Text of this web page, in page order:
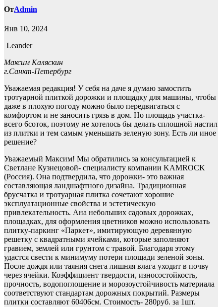
ОтAdmin
Янв 10, 2024
Leander
Максим Каляскин
г.Санкт-Петербург
Уважаемая редакция! У себя на даче я думаю замостить
тротуарной плиткой дорожки и площадку для машины, чтобы
даже в плохую погоду можно было передвигаться с
комфортом и не заносить грязь в дом. Но площадь участка-
всего 6соток, поэтому не хотелось бы делать сплошной настил
из плитки и тем самым уменьшать зеленую зону. Есть ли иное
решение?
Уважаемый Максим! Мы обратились за консультацией к
Светлане Кузнецовой- специалисту компании KAMROCK
(Россия). Она подтвердила, что дорожки- это важная
составляющая ландшафтного дизайна. Традиционная
брусчатка и тротуарная плитка сочетают хорошие
эксплуатационные свойства и эстетическую
привлекательность. Ана небольших садовых дорожках,
площадках, для оформления цветников можно использовать
плитку-паркинг «Паркет», имитирующую деревянную
решетку с квадратными ячейками, которые заполняют
гравием, землей или грунтом с травой. Благодаря этому
удастся свести к минимуму потери площади зеленой зоны.
После дождя или таяния снега лишняя влага уходит в почву
через ячейки. Коэффициент твердости, износостойкость,
прочность, водопоглощение и морозоустойчивость материала
соответствуют стандартам дорожных покрытий. Размеры
плитки составляют 60406см. Стоимость- 280руб. за 1шт.